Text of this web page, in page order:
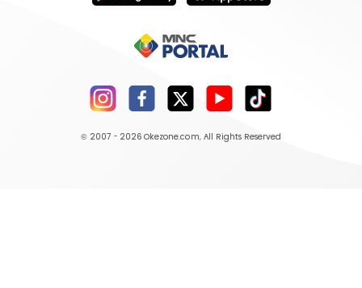
© 2007 - 2026 Okezone.com, All Rights Reserved